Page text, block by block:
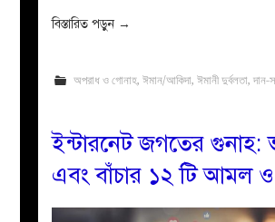
বিস্তারিত পড়ুন →
অপরাধ ও গোনাহ, ঈমান/আকিদা, ঈমানী দুর্বলতা, দান-
ইন্টারনেট জগতের গুনাহ:
এবং বাঁচার ১২ টি আমল